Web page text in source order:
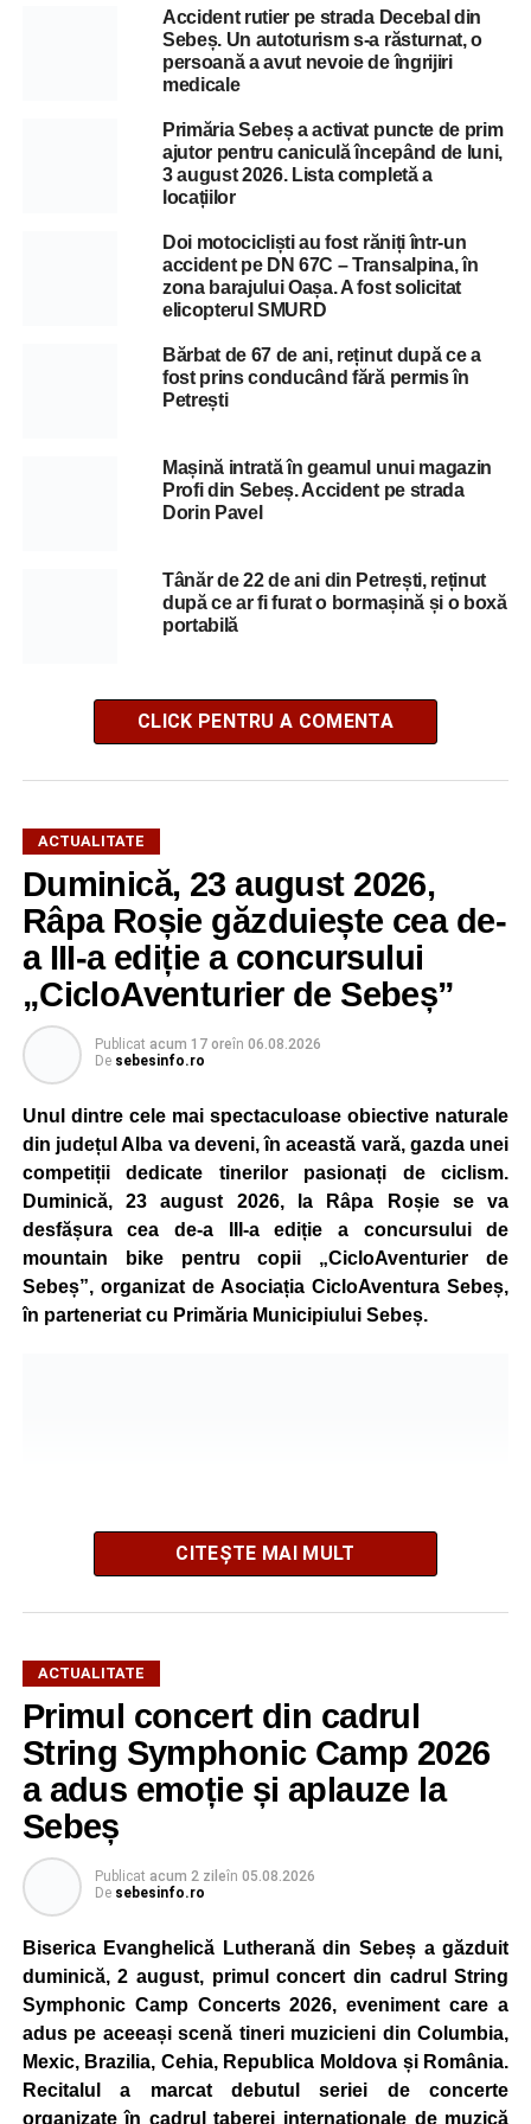
Accident rutier pe strada Decebal din
Sebeș. Un autoturism s-a răsturnat, o
persoană a avut nevoie de îngrijiri
medicale
Primăria Sebeș a activat puncte de prim
ajutor pentru caniculă începând de luni,
3 august 2026. Lista completă a
locațiilor
Doi motocicliști au fost răniți într-un
accident pe DN 67C – Transalpina, în
zona barajului Oașa. A fost solicitat
elicopterul SMURD
Bărbat de 67 de ani, reținut după ce a
fost prins conducând fără permis în
Petrești
Mașină intrată în geamul unui magazin
Profi din Sebeș. Accident pe strada
Dorin Pavel
Tânăr de 22 de ani din Petrești, reținut
după ce ar fi furat o bormașină și o boxă
portabilă
CLICK PENTRU A COMENTA
ACTUALITATE
Duminică, 23 august 2026,
Râpa Roșie găzduiește cea de-
a III-a ediție a concursului
„CicloAventurier de Sebeș”
Publicat acum 17 oreîn 06.08.2026
De sebesinfo.ro
Unul dintre cele mai spectaculoase obiective naturale
din județul Alba va deveni, în această vară, gazda unei
competiții dedicate tinerilor pasionați de ciclism.
Duminică, 23 august 2026, la Râpa Roșie se va
desfășura cea de-a III-a ediție a concursului de
mountain bike pentru copii „CicloAventurier de
Sebeș”, organizat de Asociația CicloAventura Sebeș,
în parteneriat cu Primăria Municipiului Sebeș.
După două ediții organizate în Parcul Arini, competiția se
mută într-un nou decor, oferind participanților ocazia de a
concura într-un cadru natural deosebit. Evenimentul este
destinat copiilor și adolescenților cu vârste cuprinse între
5 și 18 ani, iar participarea este gratuită.
Organizatorii au pregătit trasee adaptate fiecărei categorii
de vârstă, astfel încât competiția să fie accesibilă atât
celor aflați la început de drum, cât și celor cu experiență în
mountain bike. La finalul întrecerii, cei mai bine clasați
concurenți vor fi recompensați cu premii în bani și premii
oferite de partenerii evenimentului.
Înaintea zilei de concurs, participanții își vor putea ridica
CITEȘTE MAI MULT
ACTUALITATE
Primul concert din cadrul
String Symphonic Camp 2026
a adus emoție și aplauze la
Sebeș
Publicat acum 2 zileîn 05.08.2026
De sebesinfo.ro
Biserica Evanghelică Lutherană din Sebeș a găzduit
duminică, 2 august, primul concert din cadrul String
Symphonic Camp Concerts 2026, eveniment care a
adus pe aceeași scenă tineri muzicieni din Columbia,
Mexic, Brazilia, Cehia, Republica Moldova și România.
Recitalul a marcat debutul seriei de concerte
organizate în cadrul taberei internaționale de muzică